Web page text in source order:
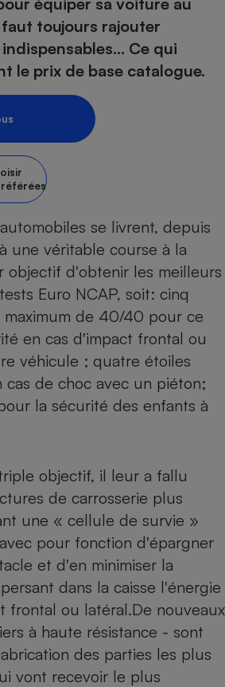
toujours rajouter
Ce qui
le prix de base catalogue.
se livrent, depuis
une véritable course à la
objectif d'obtenir les meilleurs
Euro NCAP, soit: cinq
de 40/40 pour ce
en cas d'impact frontal ou
véhicule ; quatre étoiles
de choc avec un piéton;
la sécurité des enfants à
objectif, il leur a fallu
de carrosserie plus
une « cellule de survie »
pour fonction d'épargner
et d'en minimiser la
dans la caisse l'énergie
frontal ou latéral.De nouveaux
à haute résistance - sont
des parties les plus
vont recevoir le plus
Sécurité - Hygiène
Supermarché - Drive
Complément
alimentaire
bouteille
Assurance
Banque - Crédit
Epargne - Fiscalité
Mutuelle
Banque
Circulation routière
Contrôle technique -
Pièce détachée
Moto
Comparateur auto
Supermarché - Drive
Comparatif plaque à
Comparatif hotte
Comparatif aspirateur
Comparatif cafetière
Comparatif robot cuiseur
Comparatif centrale
Gros électroménager
Petit électroménager -
Lave-linge
Comparatif barre de son
Comparatif imprimante
Comparatif tablette
Image et son
Informatique
Internet
Téléphonie
Téléviseur
Crédit immobilier
Comparatif poêle à
Comparatif radiateur
Bricolage - Jardinage
Chauffage
Produit d'entretien
Sécurité domestique
Matelas
Radiateur électrique
Système de santé -
Antimoustique
Maison de retraite
Retraite
emprunteur
- Testez le débit de votre
Internet